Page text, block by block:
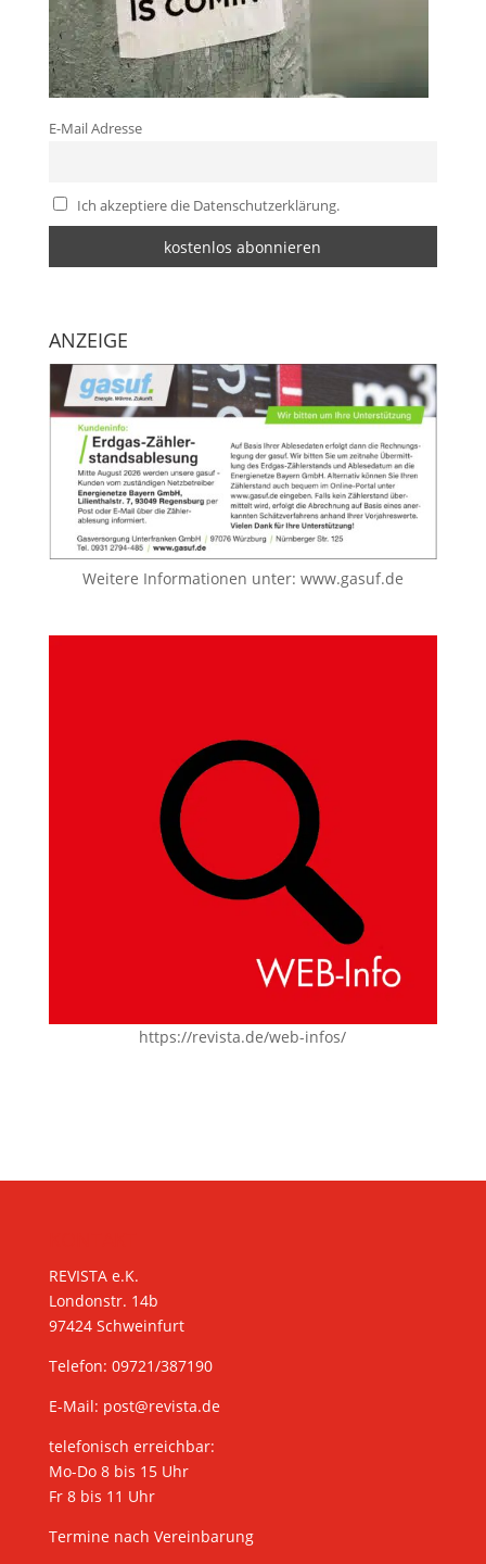
E-Mail Adresse
Ich akzeptiere die Datenschutzerklärung.
ANZEIGE
Weitere Informationen unter: www.gasuf.de
https://revista.de/web-infos/
REVISTA e.K.
Londonstr. 14b
97424 Schweinfurt
Telefon: 09721/387190
E-Mail: post@revista.de
telefonisch erreichbar:
Mo-Do 8 bis 15 Uhr
Fr 8 bis 11 Uhr
Termine nach Vereinbarung